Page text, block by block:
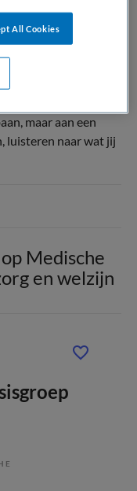
maar aan een
luisteren naar wat jij
Medische
en welzijn
All Cookies